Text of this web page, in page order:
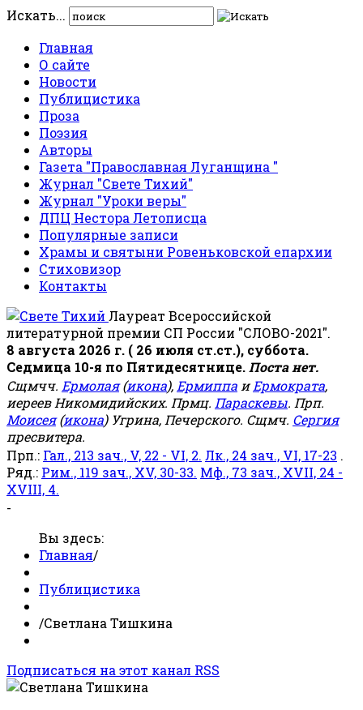
Искать...
Главная
О сайте
Новости
Публицистика
Проза
Поэзия
Авторы
Газета "Православная Луганщина "
Журнал "Свете Тихий"
Журнал "Уроки веры"
ДПЦ Нестора Летописца
Популярные записи
Храмы и святыни Ровеньковской епархии
Стиховизор
Контакты
Лауреат Всероссийской
литературной премии СП России "СЛОВО-2021".
8 августа 2026 г. ( 26 июля ст.ст.), суббота.
Седмица 10-я по Пятидесятнице. Поста нет.
Сщмчч. Ермолая(икона), Ермиппа иЕрмократа,
иереев Никомидийских. Прмц. Параскевы. Прп.
Моисея(икона) Угрина, Печерского. Сщмч. Сергия
пресвитера.
Прп.: Гал., 213 зач., V, 22 - VI, 2. Лк., 24 зач., VI, 17-23 .
Ряд.: Рим., 119 зач., XV, 30-33. Мф., 73 зач., XVII, 24 -
XVIII, 4.
-
Вы здесь:
Главная/
Публицистика
/Светлана Тишкина
Подписаться на этот канал RSS